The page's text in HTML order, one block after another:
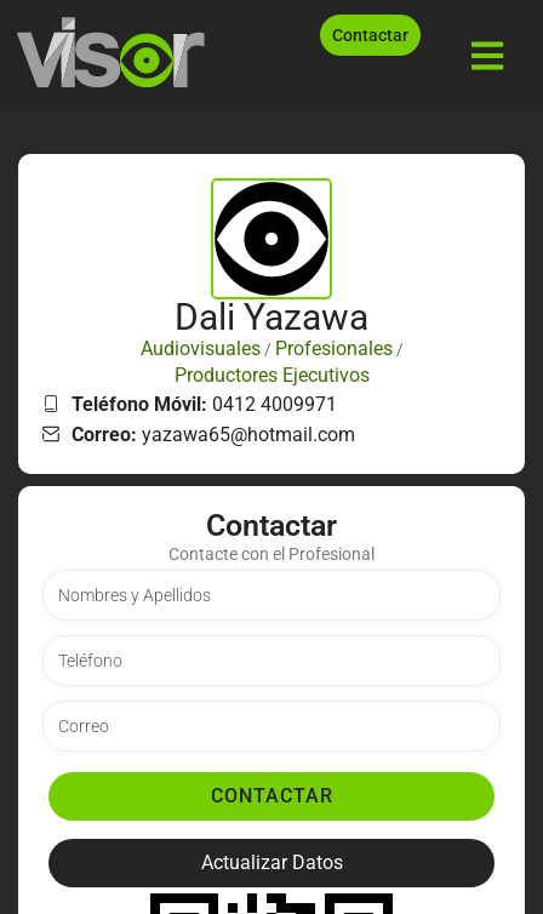
Contactar
Dali Yazawa
Audiovisuales/ Profesionales/
Productores Ejecutivos
Teléfono Móvil: 0412 4009971
Correo: yazawa65@hotmail.com
Contactar
Contacte con el Profesional
CONTACTAR
Actualizar Datos